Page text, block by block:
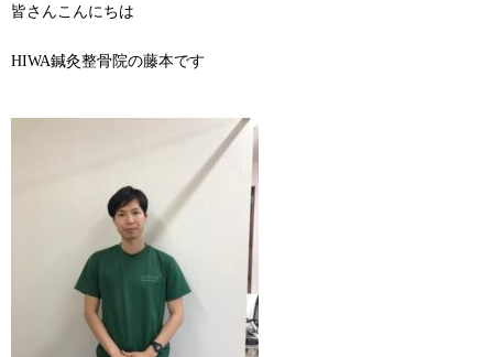
皆さんこんにちは
HIWA鍼灸整骨院の藤本です